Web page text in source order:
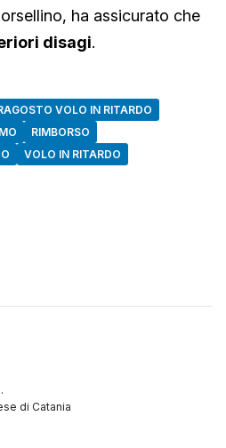
ha assicurato che
disagi.
VOLO IN RITARDO
RIMBORSO
VOLO IN RITARDO
di Catania